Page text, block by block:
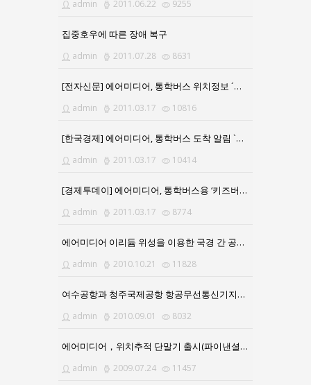
admin 2011.06.22 9255
집중호우에 따른 장애 복구
admin 2011.07.28 8631
[전자신문] 에어미디어, 통학버스 위치정보 ´키즈버스 알리미´ 출시
admin 2011.03.17 10816
[한국경제] 에어미디어, 통학버스 도착 알림 `키즈버스알리미`
admin 2011.03.17 10414
[경제투데이] 에어미디어, 통학버스용 ‘키즈버스 알리미’ 서비스
admin 2011.03.17 8774
에어미디어 이리듐 위성을 이용한 국경 간 공급 승인
admin 2010.10.21 11828
여수공항과 청주국제공항 항공무선통신기지국 구축
admin 2010.09.01 8032
에어미디어，위치추적 단말기 출시(파이낸셜뉴스)
admin 2009.07.24 11457